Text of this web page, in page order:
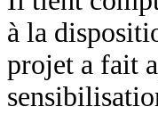
à la
projet a fait